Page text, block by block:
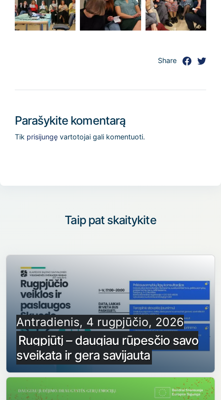
Share
Parašykite komentarą
Tik prisijungęvartotojai gali komentuoti.
Taip pat skaitykite
Antradienis, 4 rugpjūčio, 2026
Rugpjūtį – daugiau rūpesčio savo
sveikata ir gera savijauta